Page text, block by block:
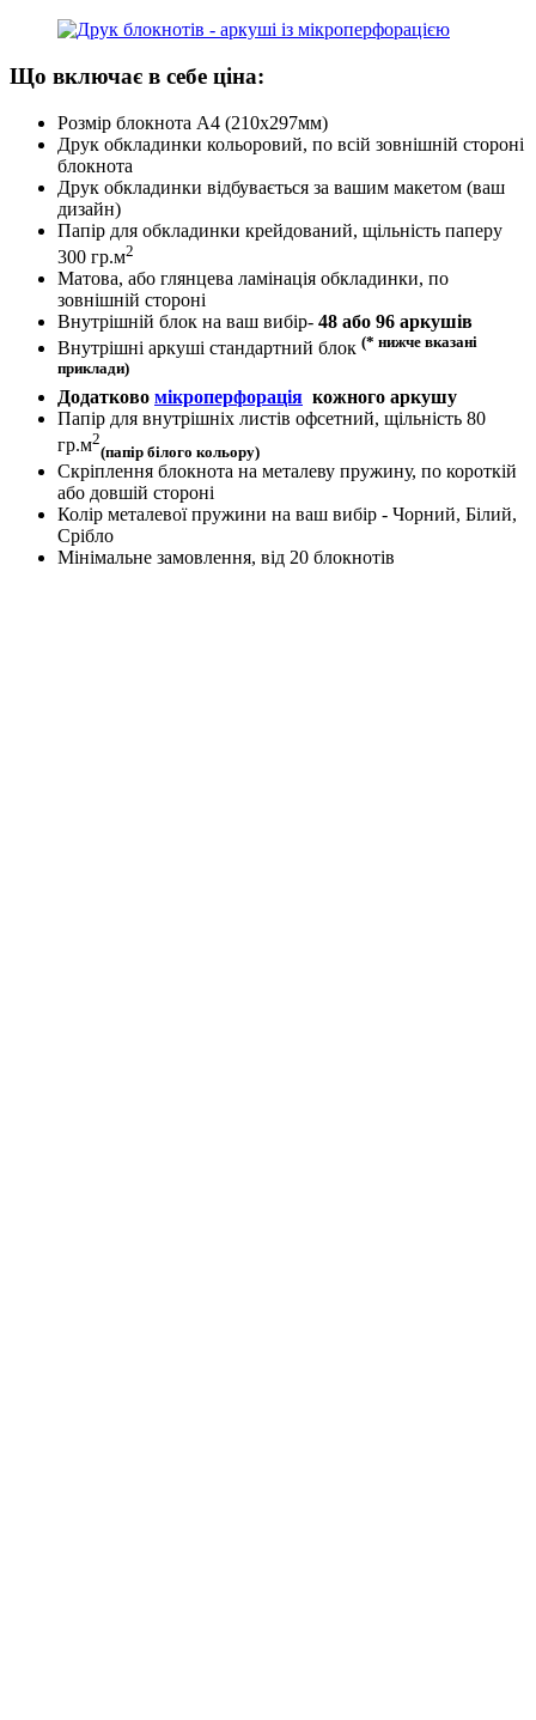
Що включає в себе ціна:
Розмір блокнота А4 (210х297мм)
Друк обкладинки кольоровий, по всій зовнішній стороні
блокнота
Друк обкладинки відбувається за вашим макетом (ваш
дизайн)
Папір для обкладинки крейдований, щільність паперу
300 гр.м2
Матова, або глянцева ламінація обкладинки, по
зовнішній стороні
Внутрішній блок на ваш вибір- 48 або 96 аркушів
Внутрішні аркуші стандартний блок (* нижче вказані
приклади)
Додатково мікроперфорація кожного аркушу
Папір для внутрішніх листів офсетний, щільність 80
гр.м2
(папір білого кольору)
Скріплення блокнота на металеву пружину, по короткій
або довшій стороні
Колір металевої пружини на ваш вибір - Чорний, Білий,
Срібло
Мінімальне замовлення, від 20 блокнотів